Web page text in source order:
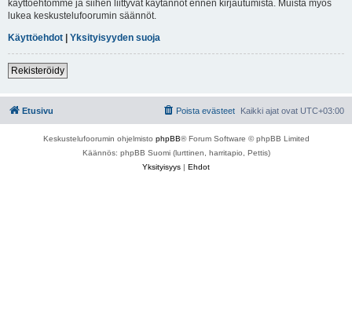
käyttöehtomme ja siihen liittyvät käytännöt ennen kirjautumista. Muista myös
lukea keskustelufoorumin säännöt.
Käyttöehdot | Yksityisyyden suoja
Rekisteröidy
Etusivu Kaikki ajat ovat UTC+03:00
Poista evästeet
Keskustelufoorumin ohjelmisto phpBB® Forum Software © phpBB Limited
Käännös: phpBB Suomi (lurttinen, harritapio, Pettis)
Yksityisyys | Ehdot